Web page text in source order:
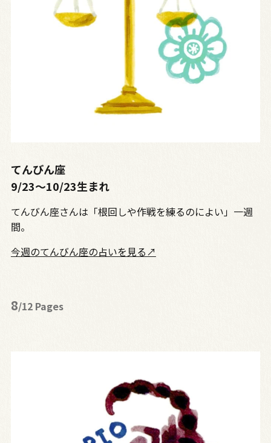
てんびん座
9/23〜10/23生まれ
てんびん座さんは「根回しや作戦を練るのによい」一週
間。
今週のてんびん座の占いを見る↗
8/12 Pages